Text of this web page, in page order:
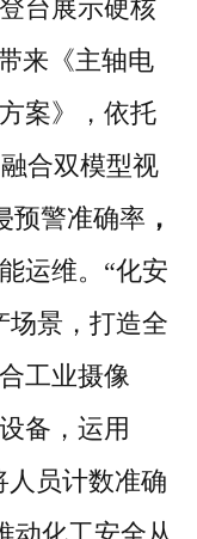
台展示硬核
来《主轴电
案》，依托
合双模型视
预警准确率 ，
运维。 “化安
场景，打造全
工业摄像
备，运用
人员计数准确